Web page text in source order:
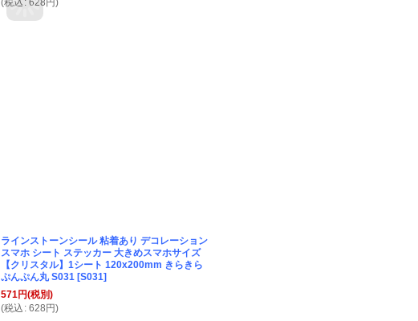
(税込 : 628 円)
ラインストーンシール 粘着あり デコレーション
スマホ シート ステッカー 大きめスマホサイズ
【クリスタル】1シート 120x200mm きらきら
ぷんぷん丸 S031 [S031]
571円(税別)
(税込 : 628 円)